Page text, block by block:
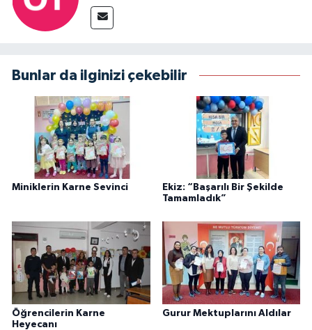
Bunlar da ilginizi çekebilir
Miniklerin Karne Sevinci
Ekiz: “Başarılı Bir Şekilde
Tamamladık”
Öğrencilerin Karne
Heyecanı
Gurur Mektuplarını Aldılar